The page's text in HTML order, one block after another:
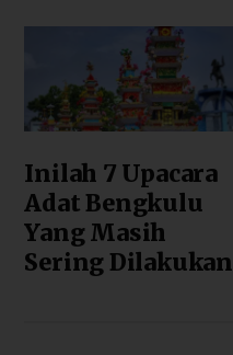
Inilah 7 Upacara
Adat Bengkulu
Yang Masih
Sering Dilakukan